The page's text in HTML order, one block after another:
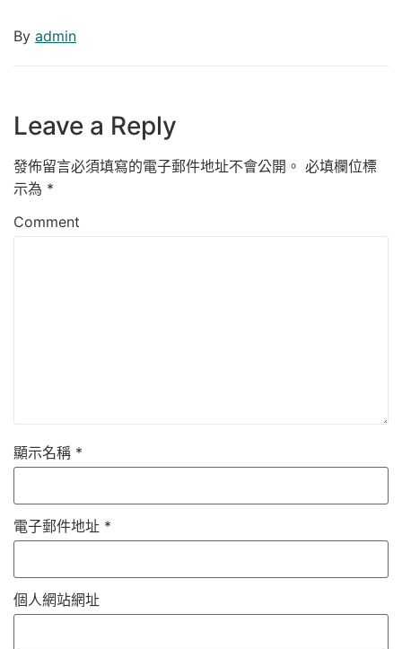
By admin
Leave a Reply
發佈留言必須填寫的電子郵件地址不會公開。 必填欄位標
示為 *
Comment
顯示名稱 *
電子郵件地址 *
個人網站網址